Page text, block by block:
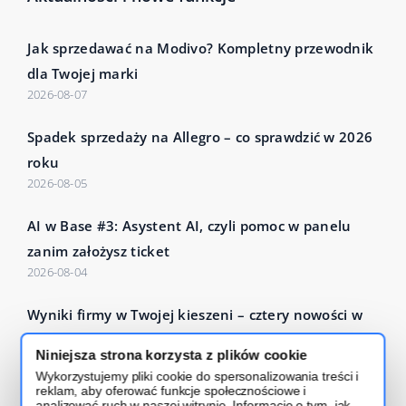
Niniejsza strona korzysta z plików cookie
Wykorzystujemy pliki cookie do spersonalizowania treści i
reklam, aby oferować funkcje społecznościowe i
Jak sprzedawać na Modivo? Kompletny przewodnik
dla Twojej marki
2026-08-07
Spadek sprzedaży na Allegro – co sprawdzić w 2026
roku
2026-08-05
AI w Base #3: Asystent AI, czyli pomoc w panelu
zanim założysz ticket
2026-08-04
Wyniki firmy w Twojej kieszeni – cztery nowości w
Base Analytics
2026-07-27
Czytaj więcej – Base Blog